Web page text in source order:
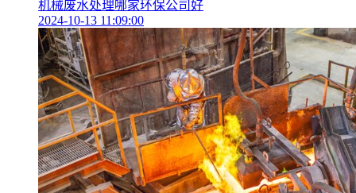
机械废水处理哪家环保公司好
2024-10-13 11:09:00